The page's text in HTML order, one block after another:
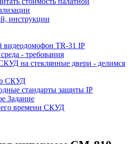
инструкции
видеодомофон TR-31 IP
- требования
на стеклянные двери - делимся
СКУД
стандарты защиты IP
Задание
времени СКУД